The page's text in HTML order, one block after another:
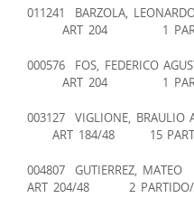
011241 BARZOLA,
ART 204 1
000576 FOS, FEDERICO
ART 204 1
003127 VIGLIONE,
ART 184/48 15
004807 GUTIERREZ,
ART 204/48 2 PARTIDO/